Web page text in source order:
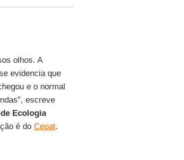
olhos. A
evidencia que
e o normal
escreve
Ecologia
é do Cepat.